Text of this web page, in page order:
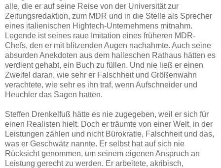
alle, die er auf seine Reise von der Universität zur
Zeitungsredaktion, zum MDR und in die Stelle als Sprecher
eines italienischen Hightech-Unternehmens mitnahm.
Legende ist seines raue Imitation eines früheren MDR-
Chefs, den er mit blitzenden Augen nachahmte. Auch seine
absurden Anekdoten aus dem halleschen Rathaus hätten es
verdient gehabt, ein Buch zu füllen. Und nie ließ er einen
Zweifel daran, wie sehr er Falschheit und Größenwahn
verachtete, wie sehr es ihn traf, wenn Aufschneider und
Heuchler das Sagen hatten.
Steffen Drenkelfuß hätte es nie zugegeben, weil er sich für
einen Realisten hielt. Doch er träumte von einer Welt, in der
Leistungen zählen und nicht Bürokratie, Falschheit und das,
was er Geschwätz nannte. Er selbst hat auf sich nie
Rücksicht genommen, um seinem eigenen Anspruch an
Leistung gerecht zu werden. Er arbeitete, akribisch,